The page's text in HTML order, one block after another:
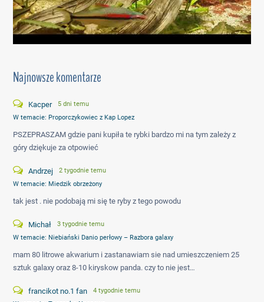
Najnowsze komentarze
Kacper
5 dni temu
W temacie: Proporczykowiec z Kap Lopez
PSZEPRASZAM gdzie pani kupiła te rybki bardzo mi na tym zależy z
góry dziękuje za otpowieć
Andrzej
2 tygodnie temu
W temacie: Miedzik obrzeżony
tak jest . nie podobają mi się te ryby z tego powodu
Michał
3 tygodnie temu
W temacie: Niebiański Danio perłowy – Razbora galaxy
mam 80 litrowe akwarium i zastanawiam sie nad umieszczeniem 25
sztuk galaxy oraz 8-10 kiryskow panda. czy to nie jest…
francikot no.1 fan
4 tygodnie temu